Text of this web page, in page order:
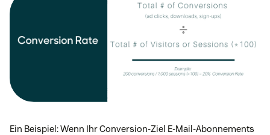
Ein Beispiel: Wenn Ihr Conversion-Ziel E-Mail-Abonnements